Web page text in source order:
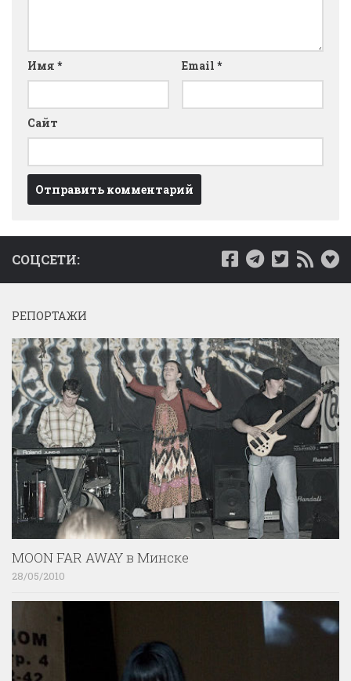
Имя * Email *
Сайт
СОЦСЕТИ:
РЕПОРТАЖИ
MOON FAR AWAY в Минске
28/05/2010